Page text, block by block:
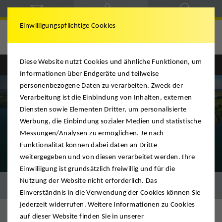
Unsere Regionen
Einwilligungspflichtige Cookies
Diese Website nutzt Cookies und ähnliche Funktionen, um
Informationen über Endgeräte und teilweise
personenbezogene Daten zu verarbeiten. Zweck der
Verarbeitung ist die Einbindung von Inhalten, externen
Diensten sowie Elementen Dritter, um personalisierte
Werbung, die Einbindung sozialer Medien und statistische
Messungen/Analysen zu ermöglichen. Je nach
Funktionalität können dabei daten an Dritte
weitergegeben und von diesen verarbeitet werden. Ihre
Einwiliigung ist grundsätzlich freiwillig und für die
Nutzung der Website nicht erforderlich. Das
Einverständnis in die Verwendung der Cookies können Sie
jederzeit widerrufen. Weitere Informationen zu Cookies
auf dieser Website finden Sie in unserer